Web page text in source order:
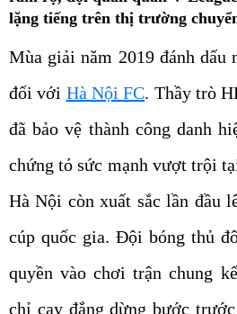
lặng tiếng trên thị trường
Mùa giải năm 2019 đánh dấu
đối với Hà Nội FC. Thầy trò
đã bảo vệ thành công danh
chứng tỏ sức mạnh vượt trội
Hà Nội còn xuất sắc lần đầu
cúp quốc gia. Đội bóng thủ
quyền vào chơi trận chung
chỉ cay đắng dừng bước